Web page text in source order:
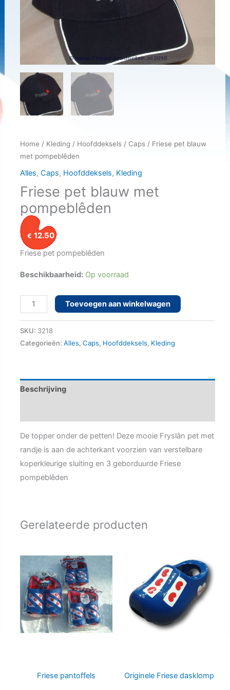
Home / Kleding / Hoofddeksels/ Caps/ Friese pet blauw
met pompeblêden
Alles, Caps, Hoofddeksels, Kleding
Friese pet blauw met
pompeblêden
€ 12.50
Friese pet pompeblêden
Beschikbaarheid: Op voorraad
Friese
pet
blauw
met
Toevoegen aan winkelwagen
SKU: 3218
Categorieën: Alles, Caps, Hoofddeksels, Kleding
Beschrijving
De topper onder de petten! Deze mooie Fryslân pet met
randje is aan de achterkant voorzien van verstelbare
koperkleurige sluiting en 3 geborduurde Friese
pompeblêden
Gerelateerde producten
Friese pantoffels Originele Friese dasklomp